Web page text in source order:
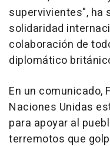
supervivientes", ha
solidaridad
colaboración de
diplomático
En un comunicado,
Naciones Unidas
para apoyar al
terremotos que